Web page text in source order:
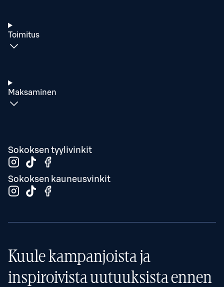
Toimitus
Maksaminen
Sokoksen tyylivinkit
Sokoksen kauneusvinkit
Kuule kampanjoista ja
inspiroivista uutuuksista ennen